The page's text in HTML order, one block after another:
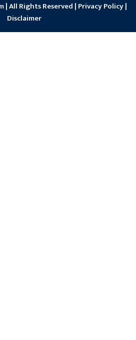
| All Rights Reserved | Privacy Policy|
Disclaimer